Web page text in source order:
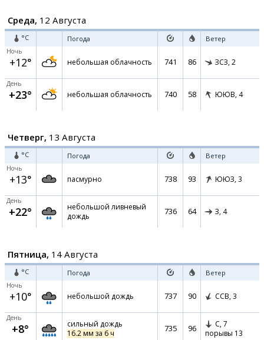
Среда, 12 Августа
°C Погода Ветер
Ночь
+12° небольшая облачность 741 86 ЗСЗ, 2
День
+23° небольшая облачность 740 58 ЮЮВ, 4
Четверг, 13 Августа
°C Погода Ветер
Ночь
+13° пасмурно 738 93 ЮЮЗ, 3
День
+22°
небольшой ливневый
дождь
736 64 З, 4
Пятница, 14 Августа
°C Погода Ветер
Ночь
+10° небольшой дождь 737 90 ССВ, 3
День
+8°
сильный дождь
16.2 мм за 6 ч
735 96 С, 7
порывы 13